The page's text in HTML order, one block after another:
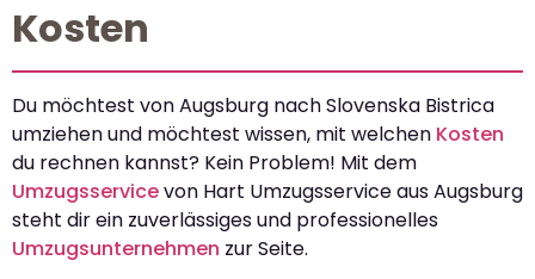
Kosten
Du möchtest von Augsburg nach Slovenska Bistrica
umziehen und möchtest wissen, mit welchen Kosten
du rechnen kannst? Kein Problem! Mit dem
Umzugsservicevon Hart Umzugsservice aus Augsburg
steht dir ein zuverlässiges und professionelles
Umzugsunternehmen zur Seite.